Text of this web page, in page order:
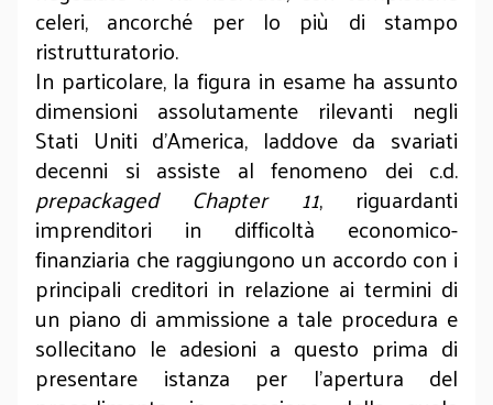
celeri, ancorché per lo più di stampo
ristrutturatorio.
In particolare, la figura in esame ha assunto
dimensioni assolutamente rilevanti negli
Stati Uniti d’America, laddove da svariati
decenni si assiste al fenomeno dei c.d.
prepackaged Chapter 11, riguardanti
imprenditori in difficoltà economico-
finanziaria che raggiungono un accordo con i
principali creditori in relazione ai termini di
un piano di ammissione a tale procedura e
sollecitano le adesioni a questo prima di
presentare istanza per l’apertura del